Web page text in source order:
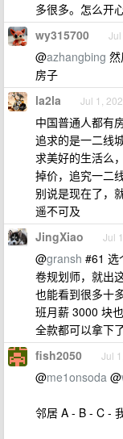
多很多。怎么开
wy315700
@azhangbing
房子
la2la Jul 1,
中国普通人都有
追求的是一二线
求美好的生活么
掉价，追究一二
别说是现在了，
遥不可及
JingXiao Jul
@gransh #61 选
卷规划师，就出
也能看到很多十
班月薪 3000 块
全款都可以拿下
fish2050 Jul
@me1onsoda @
邻居 A - B - C -